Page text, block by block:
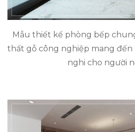
Mẫu thiết kế phòng bếp
thất gỗ công nghiệp mang
nghi cho người